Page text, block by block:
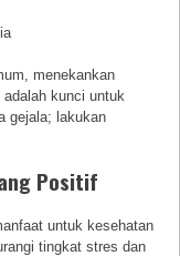
menekankan
kunci untuk
gejala; lakukan
Positif
untuk kesehatan
tingkat stres dan